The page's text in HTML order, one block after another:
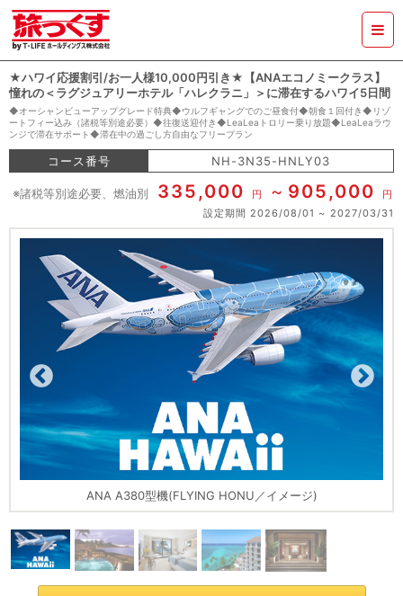
★ハワイ応援割引/お一人様10,000円引き★【ANAエコノミークラス】
憧れの＜ラグジュアリーホテル「ハレクラニ」＞に滞在するハワイ5日間
◆オーシャンビューアップグレード特典◆ウルフギャングでのご昼食付◆朝食１回付き◆リゾ
ートフィー込み（諸税等別途必要）◆往復送迎付き◆LeaLeaトロリー乗り放題◆LeaLeaラウ
ンジで滞在サポート◆滞在中の過ごし方自由なフリープラン
コース番号 NH-3N35-HNLY03
※諸税等別途必要、燃油別 335,000 円 905,000
円
設定期間 2026/08/01 2027/03/31
ANA A380型機(FLYING HONU／イメージ)